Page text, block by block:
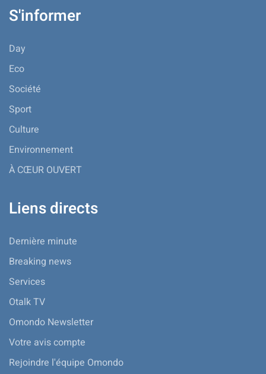
S'informer
Day
Eco
Société
Sport
Culture
Environnement
À CŒUR OUVERT
Liens directs
Dernière minute
Breaking news
Services
Otalk TV
Omondo Newsletter
Votre avis compte
Rejoindre l'équipe Omondo